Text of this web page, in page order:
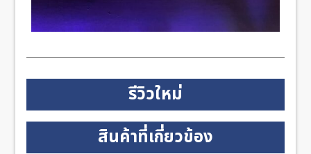
รีวิวใหม่
สินค้าที่เกี่ยวข้อง